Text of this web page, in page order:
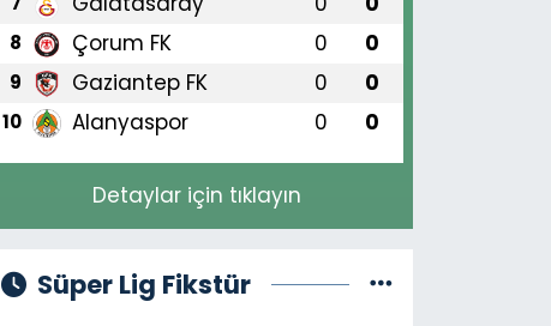
8 Çorum FK 0 0
9 Gaziantep FK 0 0
10 Alanyaspor 0 0
Detaylar için tıklayın
Süper Lig Fikstür